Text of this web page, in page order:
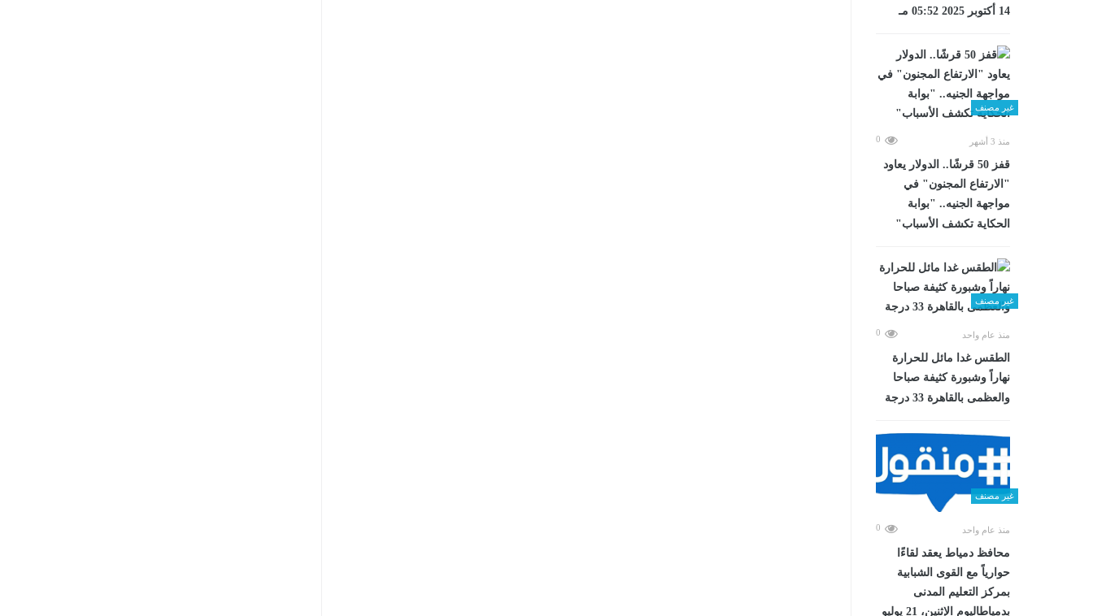
14 أكتوبر 2025 05:52 مـ
غير مصنف
منذ 3 أشهر 0
قفز 50 قرشًا.. الدولار يعاود
"الارتفاع المجنون" في
مواجهة الجنيه.. "بوابة
الحكاية تكشف الأسباب"
غير مصنف
منذ عام واحد 0
الطقس غدا مائل للحرارة
نهاراً وشبورة كثيفة صباحا
والعظمى بالقاهرة 33 درجة
غير مصنف
منذ عام واحد 0
محافظ دمياط يعقد لقاءًا
حوارياً مع القوى الشبابية
بمركز التعليم المدنى
بدمياطاليوم الإثنين، 21 يوليو